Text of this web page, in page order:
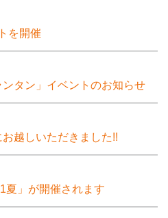
を開催
タン」イベントのお知らせ
越しいただきました!!
夏」が開催されます